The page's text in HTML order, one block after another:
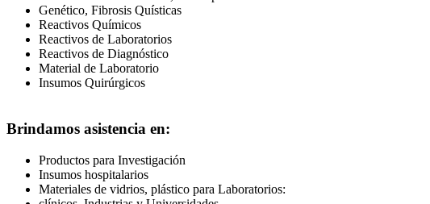
Genético, Fibrosis Quísticas
Reactivos Químicos
Reactivos de Laboratorios
Reactivos de Diagnóstico
Material de Laboratorio
Insumos Quirúrgicos
Brindamos asistencia en:
Productos para Investigación
Insumos hospitalarios
Materiales de vidrios, plástico para Laboratorios: